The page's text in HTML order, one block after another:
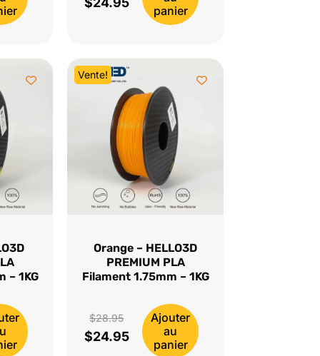
$28.95.
est :
panier
– 1KG
Vente!
Orange – HELLO3D
PREMIUM PLA
Filament 1.75mm – 1KG
$28.95Le
prix
$24.95Le
Ajouter
au
panier